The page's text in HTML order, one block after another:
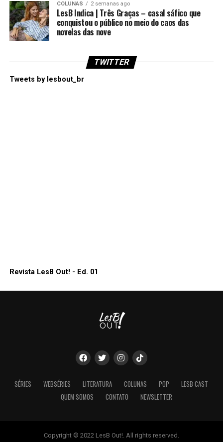
COLUNAS 2 semanas ago
LesB Indica | Três Graças – casal sáfico que
conquistou o público no meio do caos das
novelas das nove
TWITTER
Tweets by lesbout_br
Revista LesB Out! - Ed. 01
SÉRIES WEBSÉRIES LITERATURA COLUNAS POP
LESB CAST
QUEM SOMOS
CONTATO NEWSLETTER
Copyright © 2022 LesB Out!. All rights reserved.